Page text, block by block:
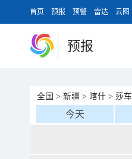
首页 预报 预警 雷达 云图
预报
全国 > 新疆 > 喀什 > 莎车
今天